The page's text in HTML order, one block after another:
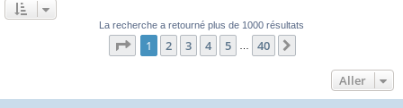
La recherche a retourné plus de 1000 résultats
Page 1sur40
1 2 3 4 5 40
Aller